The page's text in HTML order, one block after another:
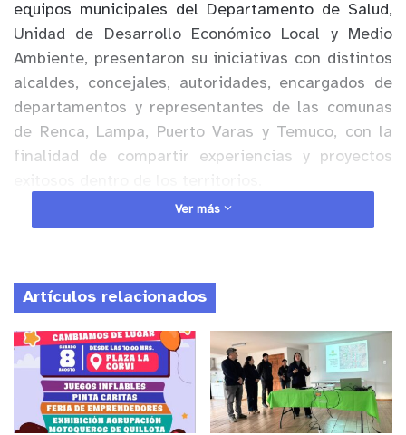
equipos municipales del Departamento de Salud,
Unidad de Desarrollo Económico Local y Medio
Ambiente, presentaron su iniciativas con distintos
alcaldes, concejales, autoridades, encargados de
departamentos y representantes de las comunas
de Renca, Lampa, Puerto Varas y Temuco, con la
finalidad de compartir experiencias y proyectos
La actividad comenzó con la presentación de la
Director de Salud Quillota, Víctor Alvarado,
presentó el “Modelo de Promoción de Salud y
Garantías Ciudadanas”. Finalizando las
presentaciones, el Director de Salud Temuco, José
Miguel Mella, expuso sobre el “Modelo de
Promoción de Salud Municipalidad de Temuco”.
Ver más
Artículos relacionados